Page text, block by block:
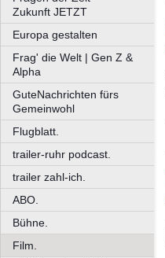
Zukunft JETZT
Europa gestalten
Frag' die Welt | Gen Z &
Alpha
GuteNachrichten fürs
Gemeinwohl
Flugblatt.
trailer-ruhr podcast.
trailer zahl-ich.
ABO.
Bühne.
Film.